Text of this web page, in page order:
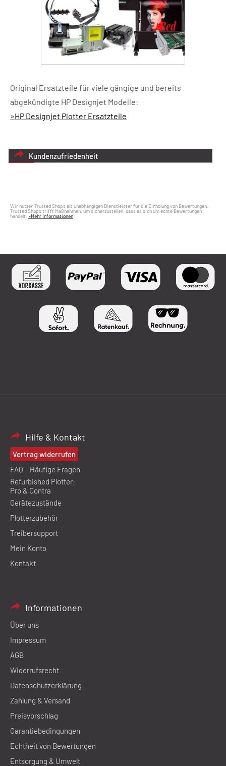
Original Ersatzteile für viele gängige und bereits
abgekündigte HP Designjet Modelle:
»HP Designjet Plotter Ersatzteile
Kundenzufriedenheit
Wir nutzen Trusted Shops als unabhängigen Dienstleister für die Einholung von Bewertungen.
Trusted Shops trifft Maßnahmen, um sicherzustellen, dass es sich um echte Bewertungen
handelt. »Mehr Informationen
Hilfe & Kontakt
Vertrag widerrufen
FAQ – Häufige Fragen
Refurbished Plotter:
Pro & Contra
Gerätezustände
Plotterzubehör
Treibersupport
Mein Konto
Kontakt
Informationen
Über uns
Impressum
AGB
Widerrufsrecht
Datenschutzerklärung
Zahlung & Versand
Preisvorschlag
Garantiebedingungen
Echtheit von Bewertungen
Entsorgung & Umwelt